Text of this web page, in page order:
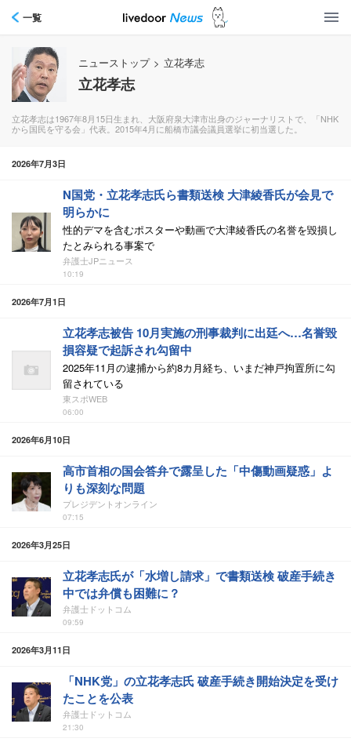
一覧
ニューストップ > 立花孝志
立花孝志
立花孝志は1967年8月15日生まれ、大阪府泉大津市出身のジャーナリストで、「NHK
から国民を守る会」代表。2015年4月に船橋市議会議員選挙に初当選した。
2026年7月3日
N国党・立花孝志氏ら書類送検 大津綾香氏が会見で
明らかに
性的デマを含むポスターや動画で大津綾香氏の名誉を毀損し
たとみられる事案で
弁護士JPニュース
10:19
2026年7月1日
立花孝志被告 10月実施の刑事裁判に出廷へ…名誉毀
損容疑で起訴され勾留中
2025年11月の逮捕から約8カ月経ち、いまだ神戸拘置所に勾
留されている
東スポWEB
06:00
2026年6月10日
高市首相の国会答弁で露呈した「中傷動画疑惑」よ
りも深刻な問題
プレジデントオンライン
07:15
2026年3月25日
立花孝志氏が「水増し請求」で書類送検 破産手続き
中では弁償も困難に？
弁護士ドットコム
09:59
2026年3月11日
「NHK党」の立花孝志氏 破産手続き開始決定を受け
たことを公表
弁護士ドットコム
21:30